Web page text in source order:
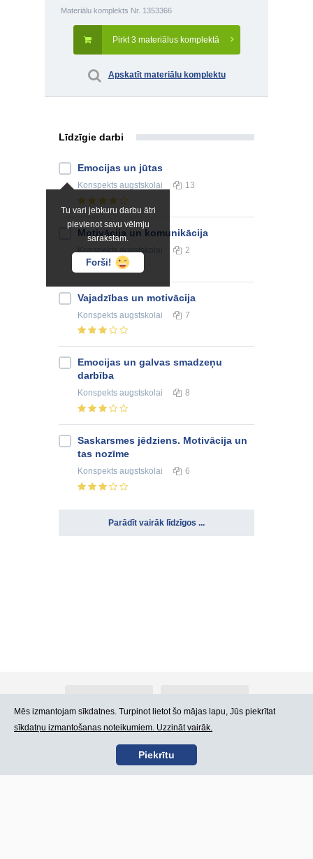
Materiālu komplekts Nr. 1353366
Pirkt 3 materiālus komplektā
Apskatīt materiālu komplektu
Līdzīgie darbi
Tu vari jebkuru darbu ātri
pievienot savu vēlmju
sarakstam.
Forši!
Emocijas un jūtas
Konspekts augstskolai 13
Motivācija un komunikācija
Konspektsaugstskolai 2
Vajadzības un motivācija
Konspekts augstskolai 7
Emocijas un galvas smadzeņu
darbība
Konspekts augstskolai 8
Saskarsmes jēdziens. Motivācija un
tas nozīme
Konspekts augstskolai 6
Parādīt vairāk līdzīgos ...
Kontakti Lietošanas noteikumi
Mēs izmantojam sīkdatnes. Turpinot lietot šo mājas lapu, Jūs piekrītat
sīkdatņu izmantošanas noteikumiem. Uzzināt vairāk.
Piekrītu